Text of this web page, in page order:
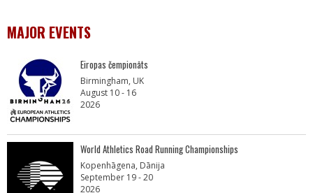
MAJOR EVENTS
Eiropas čempionāts
Birmingham, UK
August 10 - 16
2026
World Athletics Road Running Championships
Kopenhāgena, Dānija
September 19 - 20
2026